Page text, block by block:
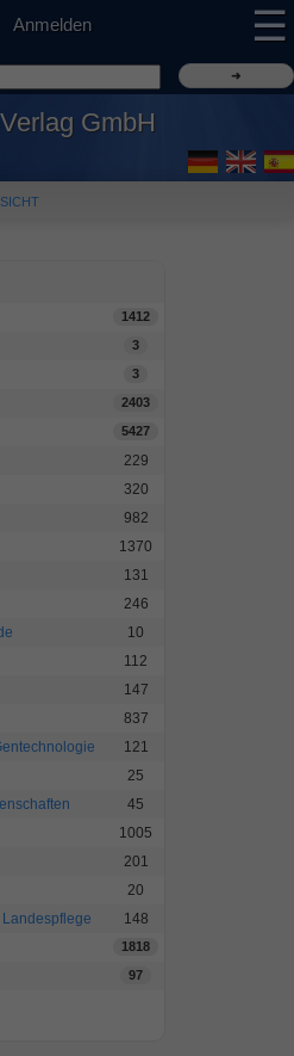
Anmelden ☰
GmbH
1412
3
3
2403
5427
229
320
982
1370
131
246
10
112
147
837
121
25
45
1005
201
20
148
1818
97